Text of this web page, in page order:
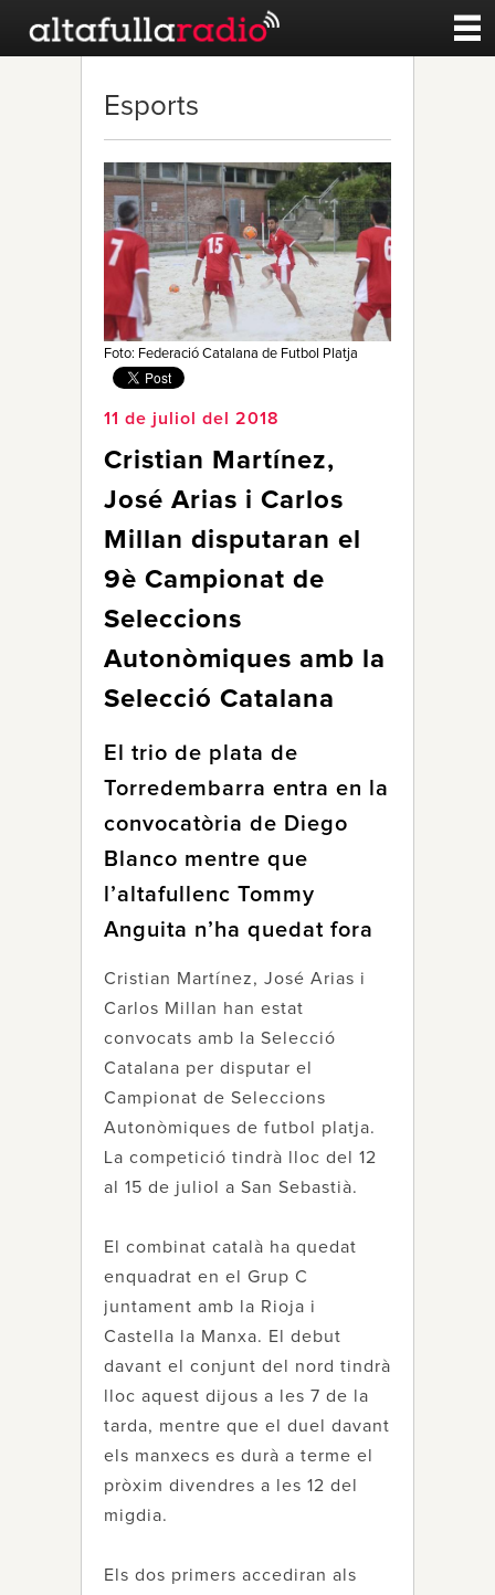
Esports
Noticies
Qui Som
Esports
Foto: Federació Catalana de Futbol Platja
11 de juliol del 2018
Cristian Martínez,
José Arias i Carlos
Millan disputaran el
9è Campionat de
Seleccions
Autonòmiques amb la
Selecció Catalana
El trio de plata de
Torredembarra entra en la
convocatòria de Diego
Blanco mentre que
l’altafullenc Tommy
Anguita n’ha quedat fora
Cristian Martínez, José Arias i
Carlos Millan han estat
convocats amb la Selecció
Catalana per disputar el
Campionat de Seleccions
Autonòmiques de futbol platja.
La competició tindrà lloc del 12
al 15 de juliol a San Sebastià.
El combinat català ha quedat
enquadrat en el Grup C
juntament amb la Rioja i
Castella la Manxa. El debut
davant el conjunt del nord tindrà
lloc aquest dijous a les 7 de la
tarda, mentre que el duel davant
els manxecs es durà a terme el
pròxim divendres a les 12 del
migdia.
Els dos primers accediran als